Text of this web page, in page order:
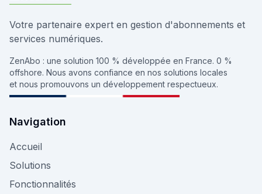
Votre partenaire expert en gestion d'abonnements et
services numériques.
ZenAbo : une solution 100 % développée en France. 0 %
offshore. Nous avons confiance en nos solutions locales
et nous promouvons un développement respectueux.
Navigation
Accueil
Solutions
Fonctionnalités